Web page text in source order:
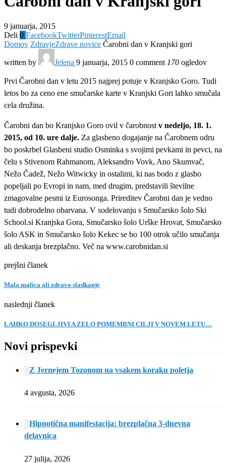
9 januarja, 2015
Deli 0 FacebookTwitterPinterestEmail
Domov ZdravjeZdrave novice Čarobni dan v Kranjski gori
written by Jelena 9 januarja, 2015 0 comment 170 ogledov
Prvi Čarobni dan v letu 2015 najprej potuje v Kranjsko Goro. Tudi
letos bo za ceno ene smučarske karte v Kranjski Gori lahko smučala
cela družina.
Čarobni dan bo Kranjsko Goro ovil v čarobnost v nedeljo, 18. 1.
2015, od 10. ure dalje. Za glasbeno dogajanje na Čarobnem odru
bo poskrbel Glasbeni studio Osminka s svojimi pevkami in pevci, na
čelu s Stivenom Rahmanom, Aleksandro Vovk, Ano Skumvač,
Nežo Čadež, Nežo Witwicky in ostalimi, ki nas bodo z glasbo
popeljali po Evropi in nam, med drugim, predstavili številne
zmagovalne pesmi iz Eurosonga. Prireditev Čarobni dan je vedno
tudi dobrodelno obarvana. V sodelovanju s Smučarsko šolo Ski
School.si Kranjska Gora, Smučarsko šolo Urške Hrovat, Smučarsko
šolo ASK in Smučarsko šolo Kekec se bo 100 otrok učilo smučanja
ali deskanja brezplačno. Več na www.carobnidan.si
prejšni članek
Mala malica ali zdravo sladkanje
naslednji članek
LAHKO DOSEGLJIVI A ZELO POMEMBNI CILJI V NOVEM LETU…
Novi prispevki
Z Jernejem Tozonom na vsakem koraku poletja
4 avgusta, 2026
Hipnotična manifestacija: brezplačna 3-dnevna
delavnica
27 julija, 2026